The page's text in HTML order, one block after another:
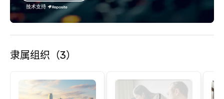
技术支持
隶属组织（3）